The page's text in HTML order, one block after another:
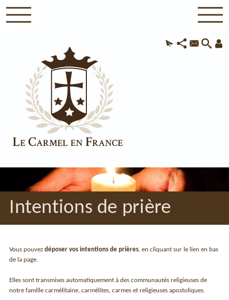
Intentions de prière
Vous pouvezdéposer vos intentions de prières, en cliquant sur le lien en bas
de la page.
Elles sont transmises automatiquement à des communautés religieuses de
notre famille carmélitaine, carmélites, carmes et religieuses apostoliques.